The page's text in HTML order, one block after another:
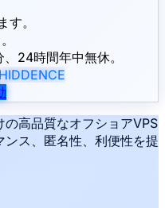
。
24時間年中無休。
HIDDENCE
高品質なオフショアVPS
ス、匿名性、利便性を提